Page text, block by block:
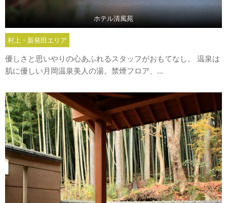
ホテル清風苑
村上・新発田エリア
優しさと思いやりの心あふれるスタッフがおもてなし。 温泉は
肌に優しい月岡温泉美人の湯。禁煙フロア、...